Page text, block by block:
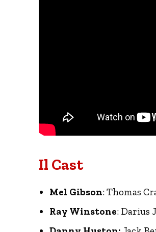
Il Cast
Mel Gibson: Thomas
Ray Winstone: Darius